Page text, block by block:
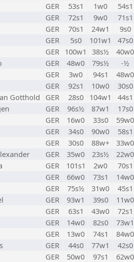
GER 53s1 1w0
54s1
GER 72s1 9w0
71s1
GER 70s1 24w1
9s0
GER 5s0 101w1
47s0
GER 100w1 38s½
40w0
GER 48w0 79s½
-½
GER 3w0 94s1
48w0
GER 92s1 10w0
30s0
Gotthold GER 28s0 104w1
44s1
GER 96s½ 87w1
17s0
GER 16w0 33s0
59w0
GER 34s0 90w0
58s1
GER 30s0 88w+
33w0
GER 35w0 23s½
22w0
GER 101s1 2w0
70s1
GER 66w0 73s1
14w0
GER 75s½ 31w0
45s1
GER 93w1 39s0
11w0
GER 63s1 43w0
72s1
GER 14w0 82s0
73w1
GER 13w0 74s1
84w0
GER 44s0 77w1
42s0
GER 50w0 97s1
62w0